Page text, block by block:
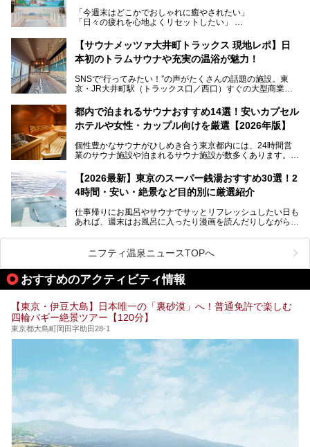
ビアバーなど、新しく登場したスポットも併せて紹介しま
す。充実した設備があるのに、基本の入浴料が銭湯価格の5
「今週末はどこかでおしゃれに癒やされたい」
「日々の疲れを心地よくリセットしたい」
となっている新しいスタイルの銭湯です。
最近、SNSやメディアで「デザイナーズ銭湯」や「ネオ銭
本記事では、そもそもこれらがどんな銭湯なのか、その気に
いおしゃれな名店15選を、おすすめの順番で一挙にご紹介
します。
【サウナメッツァ大井町トラックス 現地レポ】日
本初のトラムサウナや充実の温浴が魅力！
SNSで“行ってみたい！”の声がたくさんの話題の施設。東
京・JR大井町駅（トラックス口／西口）すぐの大型商業施
ツァ大井町トラックス」がニューオープン。施設の様子をレ
ポ―トします。
都内で泊まれるサウナおすすめ14選！安いカプセル
ホテルや女性・カップル向けを厳選【2026年版】
個性豊かなサウナがひしめき合う東京都内には、24時間営
業のサウナ施設や泊まれるサウナ施設が数多くあります。
を旅の目的とする「サ旅」や自分へのご褒美のための宿泊な
ど、自分の好きなタイミングで好きなだけサ活ができるのが
魅力です。
最近では、男性専用施設だけでなく、カップルや女性に嬉し
い個室サウナも増えてきました。
ら、特におすすめしたい施設14選をご紹介します。
してみてください。
【2026最新】東京のスーパー銭湯おすすめ30選！2
4時間・安い・絶景など目的別に厳選紹介
仕事帰りにお風呂やサウナでサッとリフレッシュしたい日も
あれば、週末はお風呂に入ったり漫画を読んだりしながら一
また、終電を逃してしまい、「このまま朝までゆっくりでき
る場所があれば」と探した経験がある人も多いのではないで
しょうか。
そこで本記事では、東京でおすすめのスーパー銭湯を、目的
24時間営業で宿泊できる施設や、1,000円以下で楽しめる安
い施設、デートや休日レジャーにもぴったりなエンタメ要素
が充実した施設など、利用のシーンに合わせて参考にしてく
ださい。
ニフティ温泉ニュースTOPへ
おすすめのアクティビティ情報
【東京・伊豆大島】日本唯一の「裏砂漠」へ！普通免許で楽しむ
四輪バギー絶景ツアー【120分】
東京都大島町岡田字助田28-1